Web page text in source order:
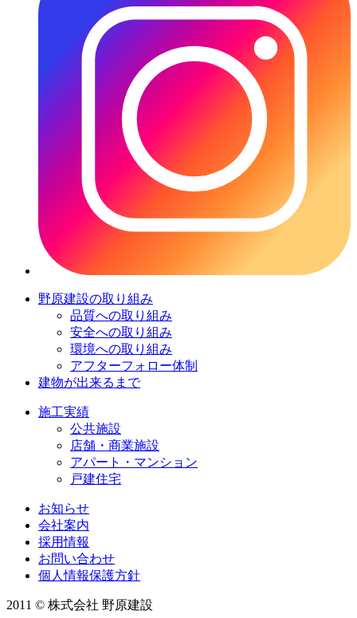
野原建設の取り組み
品質への取り組み
安全への取り組み
環境への取り組み
アフターフォロー体制
建物が出来るまで
施工実績
公共施設
店舗・商業施設
アパート・マンション
戸建住宅
お知らせ
会社案内
採用情報
お問い合わせ
個人情報保護方針
2011 © 株式会社 野原建設